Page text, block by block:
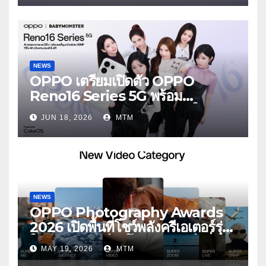
ใส่
NEWS
OPPO เตรียมเปิดตัว OPPO
Reno16 Series 5G พร้อม
ประกาศ BABYMONSTER ใน
ฐานะ Reno Girls ชวนสัมผัส
ประสบการณ์ถ่ายภาพมุมกว้างพิเศษที่
อัปเกรดไปอีกขั้น กับ 4 สี 4 เทรนดี้
JUN 18, 2026 MTM
NEWS
OPPO Photography Awards
2026 เปิดพื้นที่โชว์พลังครีเอเตอร์รุ่น
ใหม่ รับเทรนด์วิดีโอคอนเทนต์ เพิ่ม
หมวด “Super Video” ครั้งแรก
MAY 19, 2026 MTM